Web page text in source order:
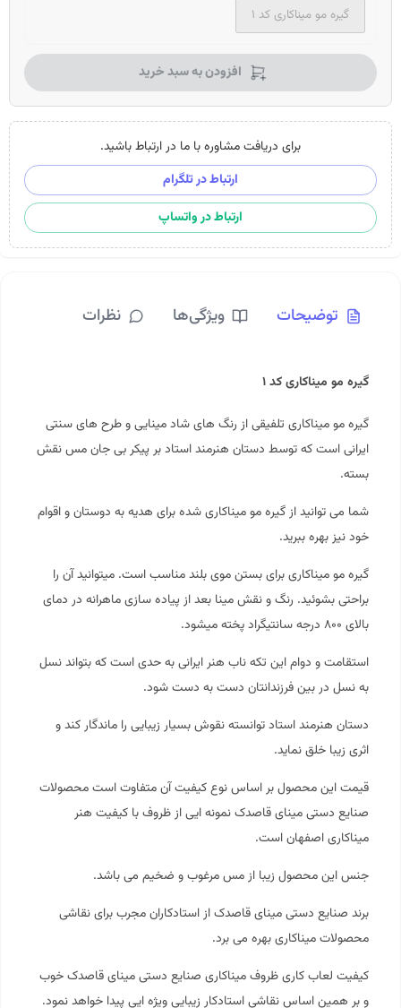
گیره مو میناکاری کد ۱
افزودن به سبد خرید
برای دریافت مشاوره با ما در ارتباط باشید.
ارتباط در تلگرام
ارتباط در واتساپ
توضیحات ویژگی‌ها نظرات
گیره مو میناکاری کد ۱
گیره مومیناکاریتلفیقی از رنگ های شاد مینایی و طرح های سنتی
ایرانی است که توسط دستان هنرمند استاد بر پیکر بی جان مس نقش
بسته.
شما می توانید از گیره مو میناکاری شده برای هدیه به دوستان و اقوام
خود نیز بهره ببرید.
گیره مو میناکاری برای بستن موی بلند مناسب است. میتوانید آن را
براحتی بشوئید. رنگ و نقش مینا بعد از پیاده سازی ماهرانه در دمای
بالای ۸۰۰ درجه سانتیگراد پخته میشود.
استقامت و دوام این تکه ناب هنر ایرانی به حدی است که بتواند نسل
به نسل در بین فرزندانتان دست به دست شود.
دستان هنرمند استاد توانسته نقوش بسیار زیبایی را ماندگار کند و
اثری زیبا خلق نماید.
قیمت این محصول بر اساس نوع کیفیت آن متفاوت است محصولات
صنایع دستی مینای قاصدک نمونه ایی از ظروف با کیفیت هنر
میناکاری اصفهان است.
جنس این محصول زیبا از مس مرغوب و ضخیم می باشد.
برند صنایع دستی مینای قاصدک از استادکاران مجرب برای نقاشی
محصولات میناکاری بهره می برد.
کیفیت لعاب کاری ظروف میناکاری صنایع دستیمینای قاصدکخوب
و بر همین اساس نقاشی استادکار زیبایی ویژه ایی پیدا خواهد نمود.